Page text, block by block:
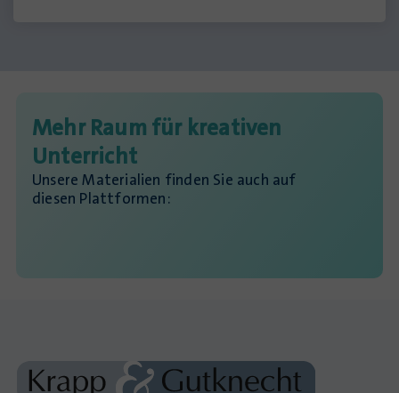
Mehr Raum für kreativen
Unterricht
Unsere Materialien finden Sie auch auf
diesen Plattformen: